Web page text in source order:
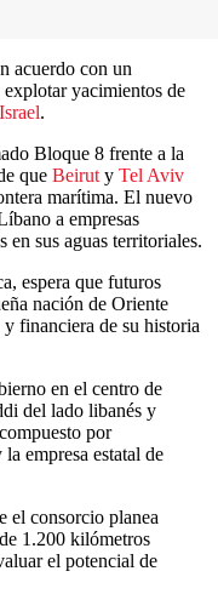
acuerdo con un
yacimientos de
Israel.
Bloque 8 frente a la
que Beirut y Tel Aviv
marítima. El nuevo
a empresas
en sus aguas territoriales.
espera que futuros
nación de Oriente
financiera de su historia
en el centro de
del lado libanés y
por
empresa estatal de
el consorcio planea
1.200 kilómetros
el potencial de